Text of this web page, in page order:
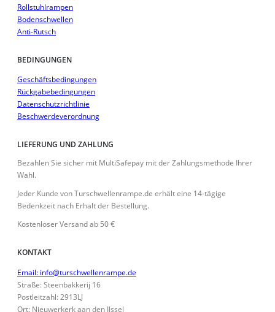
Rollstuhlrampen
Bodenschwellen
Anti-Rutsch
BEDINGUNGEN
Geschäftsbedingungen
Rückgabebedingungen
Datenschutzrichtlinie
Beschwerdeverordnung
LIEFERUNG UND ZAHLUNG
Bezahlen Sie sicher mit MultiSafepay mit der Zahlungsmethode Ihrer
Wahl.
Jeder Kunde von Turschwellenrampe.de erhält eine 14-tägige
Bedenkzeit nach Erhalt der Bestellung.
Kostenloser Versand ab 50 €
KONTAKT
Email: info@turschwellenrampe.de
Straße: Steenbakkerij 16
Postleitzahl: 2913LJ
Ort: Nieuwerkerk aan den IJssel